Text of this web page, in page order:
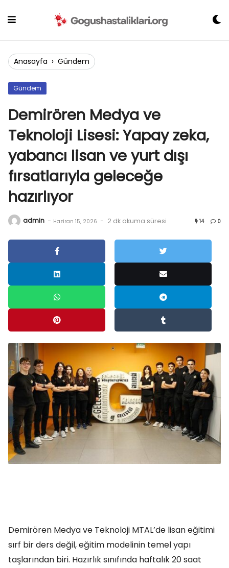
Anasayfa › Gündem
Gündem
Demirören Medya ve
Teknoloji Lisesi: Yapay zeka,
yabancı lisan ve yurt dışı
fırsatlarıyla geleceğe
hazırlıyor
admin - Haziran 15, 2026 - 2 dk okuma süresi 14 0
Demirören Medya ve Teknoloji MTAL’de lisan eğitimi
sırf bir ders değil, eğitim modelinin temel yapı
taşlarından biri. Hazırlık sınıfında haftalık 20 saat